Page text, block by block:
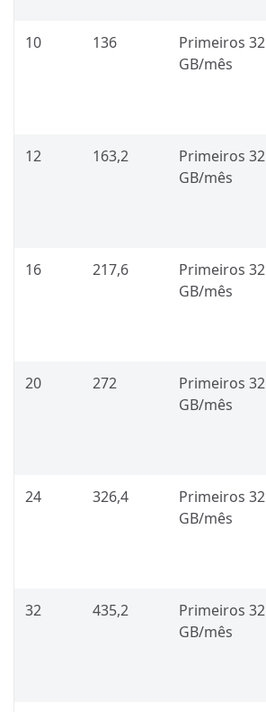
10 136
Primeiros 32
GB/mês
12 163,2
Primeiros 32
GB/mês
16 217,6
Primeiros 32
GB/mês
20 272
Primeiros 32
GB/mês
24 326,4
Primeiros 32
GB/mês
32 435,2
Primeiros 32
GB/mês